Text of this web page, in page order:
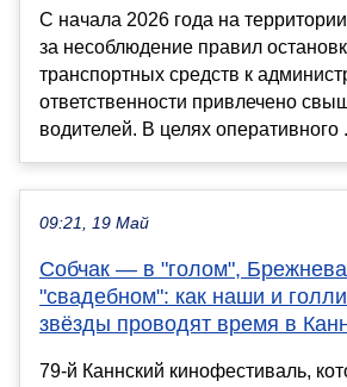
С начала 2026 года на
за несоблюдение правил
транспортных средств к
ответственности привлечено
водителей. В целях оперативного
09:21, 19 Май
Собчак — в "голом",
"свадебном": как наши и
звёзды проводят время в
79-й Каннский кинофестиваль,